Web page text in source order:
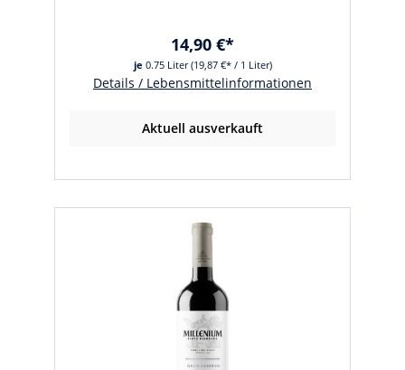
je 0.75 Liter(19,87 €* / 1 Liter)
14,90 €*
Details / Lebensmittelinformationen
Aktuell ausverkauft